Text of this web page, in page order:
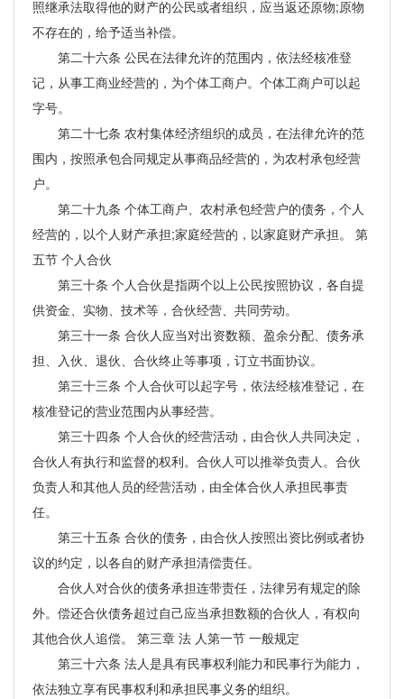
照继承法取得他的财产的公民或者组织，应当返还原物;原物
不存在的，给予适当补偿。
第二十六条 公民在法律允许的范围内，依法经核准登
记，从事工商业经营的，为个体工商户。个体工商户可以起
字号。
第二十七条 农村集体经济组织的成员，在法律允许的范
围内，按照承包合同规定从事商品经营的，为农村承包经营
户。
第二十九条 个体工商户、农村承包经营户的债务，个人
经营的，以个人财产承担;家庭经营的，以家庭财产承担。 第
五节 个人合伙
第三十条 个人合伙是指两个以上公民按照协议，各自提
供资金、实物、技术等，合伙经营、共同劳动。
第三十一条 合伙人应当对出资数额、盈余分配、债务承
担、入伙、退伙、合伙终止等事项，订立书面协议。
第三十三条 个人合伙可以起字号，依法经核准登记，在
核准登记的营业范围内从事经营。
第三十四条 个人合伙的经营活动，由合伙人共同决定，
合伙人有执行和监督的权利。合伙人可以推举负责人。合伙
负责人和其他人员的经营活动，由全体合伙人承担民事责
任。
第三十五条 合伙的债务，由合伙人按照出资比例或者协
议的约定，以各自的财产承担清偿责任。
合伙人对合伙的债务承担连带责任，法律另有规定的除
外。偿还合伙债务超过自己应当承担数额的合伙人，有权向
其他合伙人追偿。 第三章 法 人第一节 一般规定
第三十六条 法人是具有民事权利能力和民事行为能力，
依法独立享有民事权利和承担民事义务的组织。